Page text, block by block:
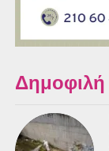
Δημοφιλή